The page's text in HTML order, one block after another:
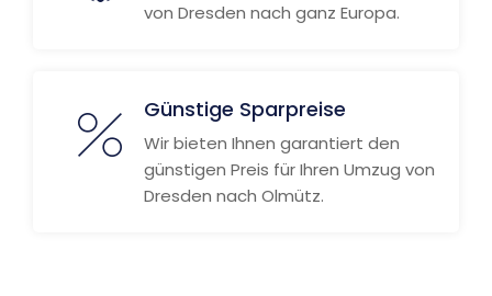
von Dresden nach ganz Europa.
Günstige Sparpreise
Wir bieten Ihnen garantiert den
günstigen Preis für Ihren Umzug von
Dresden nach Olmütz.